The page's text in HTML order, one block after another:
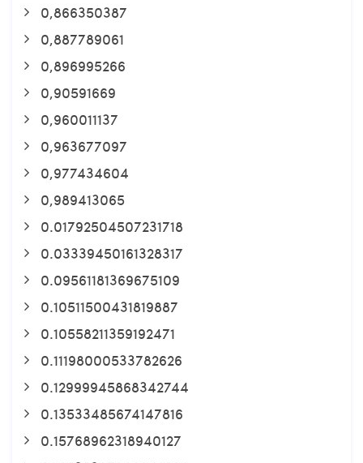
0,866350387
0,887789061
0,896995266
0,90591669
0,960011137
0,963677097
0,977434604
0,989413065
0.01792504507231718
0.03339450161328317
0.09561181369675109
0.10511500431819887
0.10558211359192471
0.11198000533782626
0.12999945868342744
0.13533485674147816
0.15768962318940127